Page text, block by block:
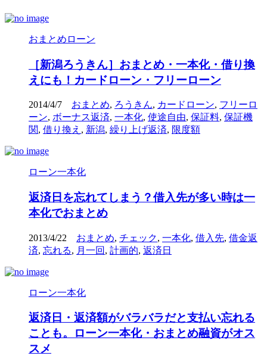
おまとめローン
［新潟ろうきん］おまとめ・一本化・借り換
えにも！カードローン・フリーローン
2014/4/7 おまとめ, ろうきん, カードローン, フリーロ
ーン, ボーナス返済, 一本化, 使途自由, 保証料, 保証機
関, 借り換え , 新潟, 繰り上げ返済, 限度額
ローン一本化
返済日を忘れてしまう？借入先が多い時は一
本化でおまとめ
2013/4/22 おまとめ, チェック, 一本化, 借入先, 借金返
済, 忘れる, 月一回 , 計画的, 返済日
ローン一本化
返済日・返済額がバラバラだと支払い忘れる
ことも。ローン一本化・おまとめ融資がオス
スメ